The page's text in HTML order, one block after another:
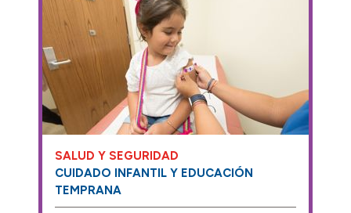
SALUD Y SEGURIDAD
CUIDADO INFANTIL Y EDUCACIÓN
TEMPRANA